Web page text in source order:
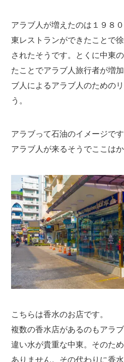
アラブ人が増えたのは１９８
東レストランができたことで
されたそうです。とくに中東
たことでアラブ人旅行者が増
ブ人によるアラブ人のための
う。
アラブって石油のイメージで
アラブ人が来るそうでここは
こちらは香水のお店です。
複数の香水店があるのもアラ
違い水が貴重な中東。そのた
ありません。その代わりに香